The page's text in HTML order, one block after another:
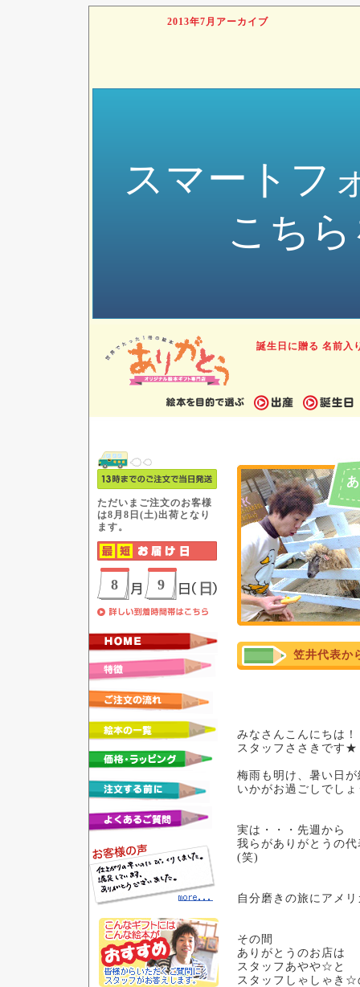
スマートフ
こち
誕生日に贈る 名前入
2013年7月アーカイブ
笠井代表か
みなさんこんにちは！
スタッフささきです★
梅雨も明け、暑い日
いかがお過ごしでし
実は・・・先週から
我らがありがとうの
(笑)
自分磨きの旅にアメ
その間
ありがとうのお店は
スタッフあやや☆と
スタッフしゃしゃき☆